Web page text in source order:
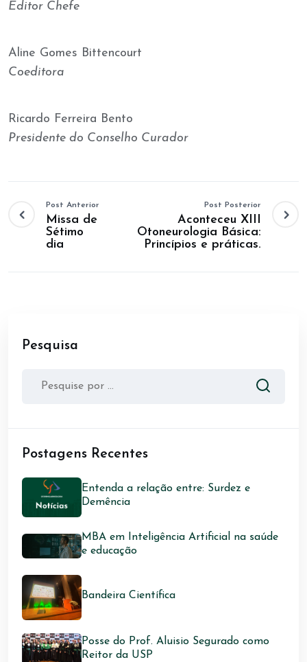
Editor Chefe
Aline Gomes Bittencourt
Coeditora
Ricardo Ferreira Bento
Presidente do Conselho Curador
Post Anterior
Missa de
Sétimo
dia
Post Posterior
Aconteceu XIII
Otoneurologia Básica:
Princípios e práticas.
Pesquisa
Postagens Recentes
Entenda a relação entre: Surdez e
Demência
MBA em Inteligência Artificial na saúde
e educação
Bandeira Científica
Posse do Prof. Aluisio Segurado como
Reitor da USP